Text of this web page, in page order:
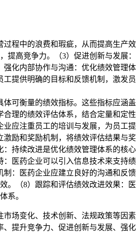
程中的浪费和瑕疵，从而提高生产
高竞争力。（3）促进创新与发展
化内部协作与沟通：优化绩效管理
提供明确的目标和反馈机制，激发
可衡量的绩效指标。这些指标应涵
理的绩效评估体系，结合定量和定
应注重员工的培训与发展，为员工
励和奖励机制，将绩效评估结果与
持续改进是优化绩效管理体系的核
医药企业可以引入信息技术来支持
：医药企业应建立良好的沟通和反
（8）跟踪和评估绩效改进效果：
系。
场变化、技术创新、法规政策等因
提升竞争力、促进创新与发展、强